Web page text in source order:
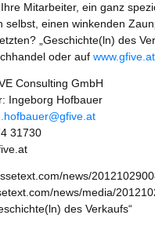
Mitarbeiter, ein ganz
selbst, einen winkenden
„Geschichte(ln) des
oder auf www.gfive.at
Consulting GmbH
Ingeborg Hofbauer
31730
news/
news/media/
des Verkaufs“